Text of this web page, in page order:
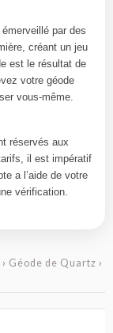
par des
créant un jeu
est le résultat de
votre géode
vous-même.
réservés aux
il est impératif
a l’aide de votre
vérification.
› Géode de Quartz ›